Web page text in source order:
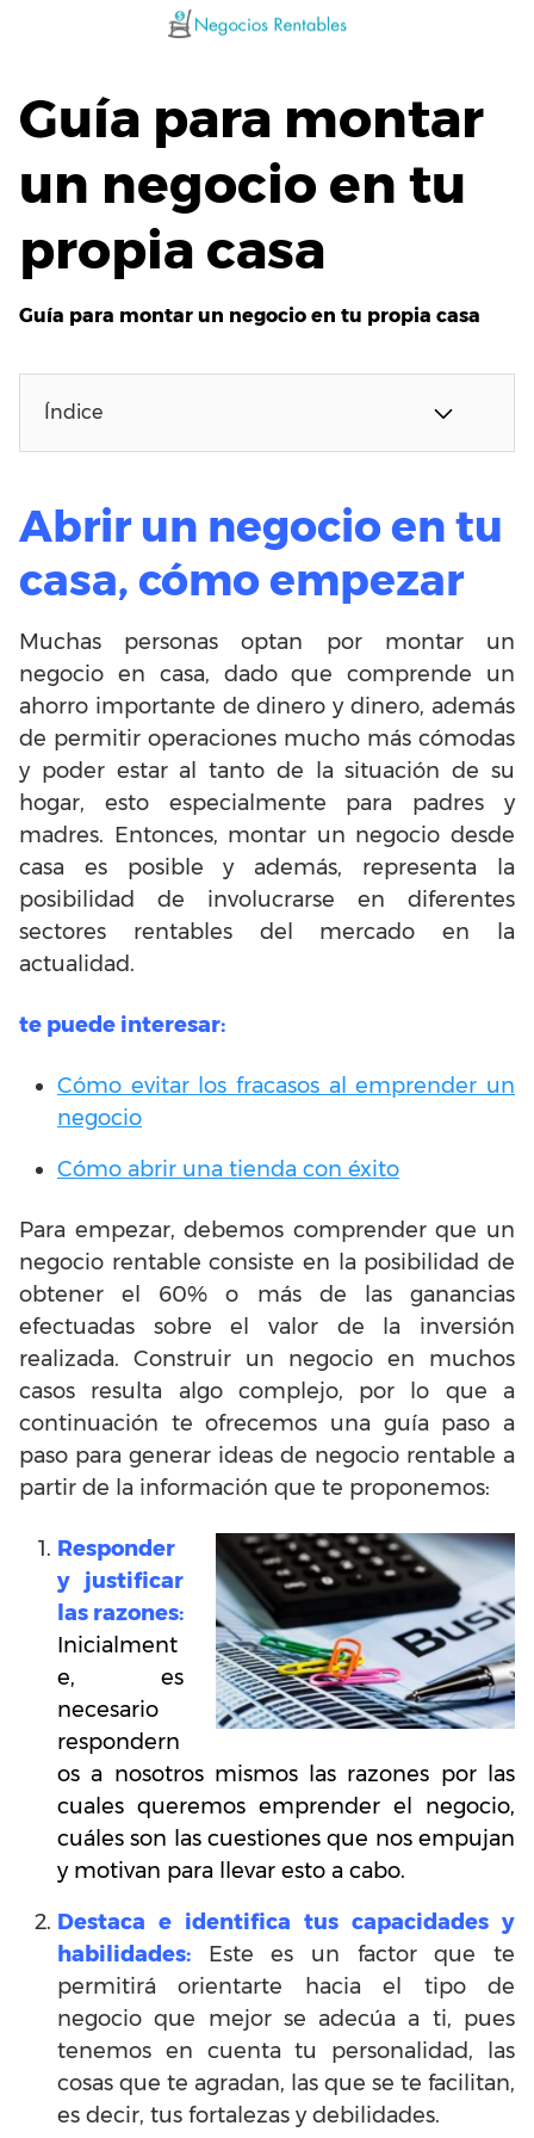
Guía para montar
un negocio en tu
propia casa
Guía para montar un negocio en tu propia casa
Índice
Abrir un negocio en tu
casa, cómo empezar
Muchas personas optan por montar un
negocio en casa, dado que comprende un
ahorro importante de dinero y dinero, además
de permitir operaciones mucho más cómodas
y poder estar al tanto de la situación de su
hogar, esto especialmente para padres y
madres. Entonces, montar un negocio desde
casa es posible y además, representa la
posibilidad de involucrarse en diferentes
sectores rentables del mercado en la
actualidad.
te puede interesar:
Cómo evitar los fracasos al emprender un
negocio
Cómo abrir una tienda con éxito
Para empezar, debemos comprender que un
negocio rentable consiste en la posibilidad de
obtener el 60% o más de las ganancias
efectuadas sobre el valor de la inversión
realizada. Construir un negocio en muchos
casos resulta algo complejo, por lo que a
continuación te ofrecemos una guía paso a
paso para generar ideas de negocio rentable a
partir de la información que te proponemos:
Responder
y justificar
las razones:
Inicialment
e, es
necesario
respondern
os a nosotros mismos las razones por las
cuales queremos emprender el negocio,
cuáles son las cuestiones que nos empujan
y motivan para llevar esto a cabo.
Destaca e identifica tus capacidades y
habilidades:
Este es un factor que te
permitirá orientarte hacia el tipo de
negocio que mejor se adecúa a ti, pues
tenemos en cuenta tu personalidad, las
cosas que te agradan, las que se te facilitan,
es decir, tus fortalezas y debilidades.